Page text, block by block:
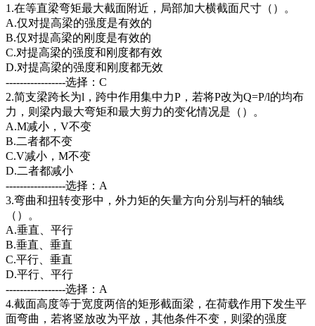
1.在等直梁弯矩最大截面附近，局部加大横截面尺寸（）。
A.仅对提高梁的强度是有效的
B.仅对提高梁的刚度是有效的
C.对提高梁的强度和刚度都有效
D.对提高梁的强度和刚度都无效
-----------------选择：C
2.简支梁跨长为l，跨中作用集中力P，若将P改为Q=P/l的均布
力，则梁内最大弯矩和最大剪力的变化情况是（）。
A.M减小，V不变
B.二者都不变
C.V减小，M不变
D.二者都减小
-----------------选择：A
3.弯曲和扭转变形中，外力矩的矢量方向分别与杆的轴线
（）。
A.垂直、平行
B.垂直、垂直
C.平行、垂直
D.平行、平行
-----------------选择：A
4.截面高度等于宽度两倍的矩形截面梁，在荷载作用下发生平
面弯曲，若将竖放改为平放，其他条件不变，则梁的强度